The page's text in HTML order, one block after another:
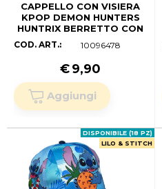
CAPPELLO CON VISIERA
KPOP DEMON HUNTERS
HUNTRIX BERRETTO CON
CHIUSURA REGOLABILE
BAMBINA - W17063MC (54
CM.)
COD. ART.: 10096478
€9,90
LILO & STITCH
DISPONIBILE (18 PZ)